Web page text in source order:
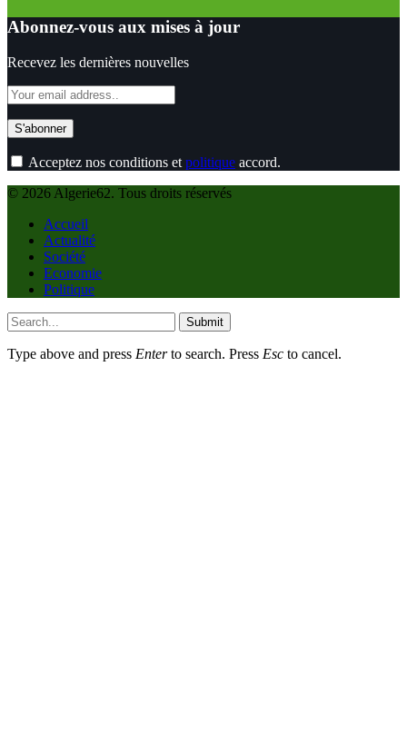
Abonnez-vous aux mises à jour
Recevez les dernières nouvelles
Acceptez nos conditions et politique accord.
© 2026 Algerie62. Tous droits réservés
Accueil
Actualité
Société
Economie
Politique
Submit
Type above and press Enterto search. Press Esc to cancel.